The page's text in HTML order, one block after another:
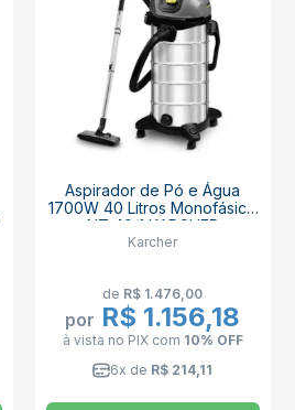
Aspirador de Pó e Água
1700W 40 Litros Monofásico
NT 40/1 KARCHER
Karcher
de R$ 1.476,00
por R$ 1.156,18
à vista no PIX com 10% OFF
6x de R$ 214,11